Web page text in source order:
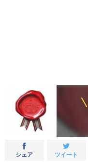
シェア ツイート